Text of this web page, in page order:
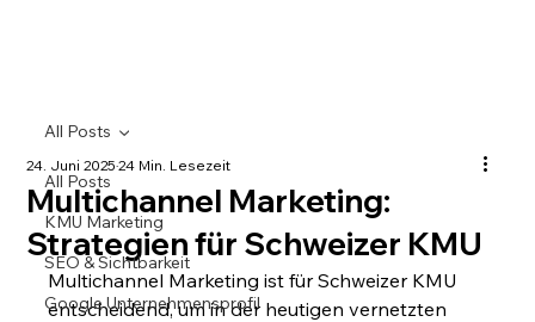
All Posts
KMU Marketing
SEO & Sichtbarkeit
Google Unternehmensprofil
All Posts
Multichannel Marketing:
Strategien für Schweizer KMU
24. Juni 202524 Min. Lesezeit
Multichannel Marketing ist für Schweizer KMU
entscheidend, um in der heutigen vernetzten